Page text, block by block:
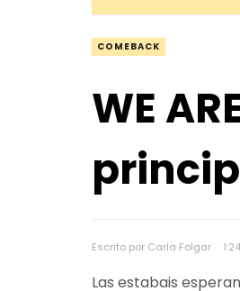
COMEBACK
WE
Escrito por Carla Folgar 1:24
Las estabais